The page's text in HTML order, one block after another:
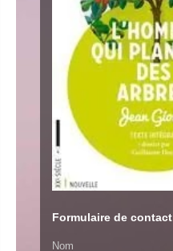
Formulaire de contact
Nom